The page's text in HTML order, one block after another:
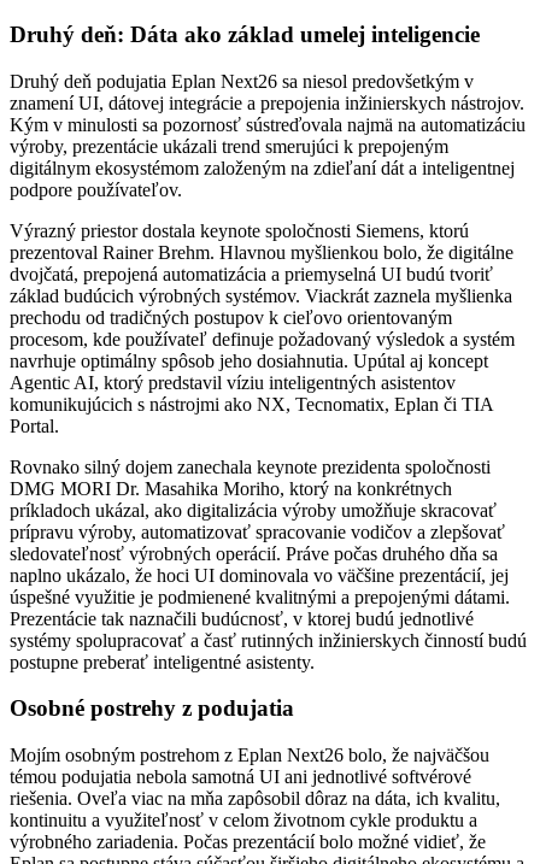
Druhý deň: Dáta ako základ umelej inteligencie
Druhý deň podujatia Eplan Next26 sa niesol predovšetkým v
znamení UI, dátovej integrácie a prepojenia inžinierskych nástrojov.
Kým v minulosti sa pozornosť sústreďovala najmä na automatizáciu
výroby, prezentácie ukázali trend smerujúci k prepojeným
digitálnym ekosystémom založeným na zdieľaní dát a inteligentnej
podpore používateľov.
Výrazný priestor dostala keynote spoločnosti Siemens, ktorú
prezentoval Rainer Brehm. Hlavnou myšlienkou bolo, že digitálne
dvojčatá, prepojená automatizácia a priemyselná UI budú tvoriť
základ budúcich výrobných systémov. Viackrát zaznela myšlienka
prechodu od tradičných postupov k cieľovo orientovaným
procesom, kde používateľ definuje požadovaný výsledok a systém
navrhuje optimálny spôsob jeho dosiahnutia. Upútal aj koncept
Agentic AI, ktorý predstavil víziu inteligentných asistentov
komunikujúcich s nástrojmi ako NX, Tecnomatix, Eplan či TIA
Portal.
Rovnako silný dojem zanechala keynote prezidenta spoločnosti
DMG MORI Dr. Masahika Moriho, ktorý na konkrétnych
príkladoch ukázal, ako digitalizácia výroby umožňuje skracovať
prípravu výroby, automatizovať spracovanie vodičov a zlepšovať
sledovateľnosť výrobných operácií. Práve počas druhého dňa sa
naplno ukázalo, že hoci UI dominovala vo väčšine prezentácií, jej
úspešné využitie je podmienené kvalitnými a prepojenými dátami.
Prezentácie tak naznačili budúcnosť, v ktorej budú jednotlivé
systémy spolupracovať a časť rutinných inžinierskych činností budú
postupne preberať inteligentné asistenty.
Osobné postrehy z podujatia
Mojím osobným postrehom z Eplan Next26 bolo, že najväčšou
témou podujatia nebola samotná UI ani jednotlivé softvérové
riešenia. Oveľa viac na mňa zapôsobil dôraz na dáta, ich kvalitu,
kontinuitu a využiteľnosť v celom životnom cykle produktu a
výrobného zariadenia. Počas prezentácií bolo možné vidieť, že